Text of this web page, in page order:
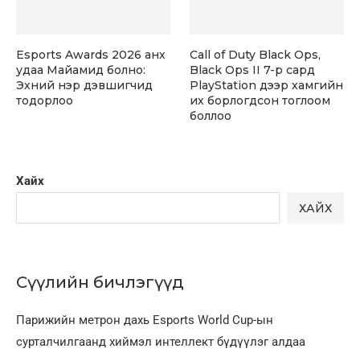
Хайх
ХАЙХ
Сүүлийн бичлэгүүд
Парижийн метрон дахь Esports World Cup-ын
сурталчилгаанд хиймэл интеллект бүдүүлэг алдаа
Esports Awards 2026 анх
удаа Майамид болно:
Эхний нэр дэвшигчид
тодорлоо
Call of Duty Black Ops,
Black Ops II 7-р сард
PlayStation дээр хамгийн
их борлогдсон тоглоом
боллоо